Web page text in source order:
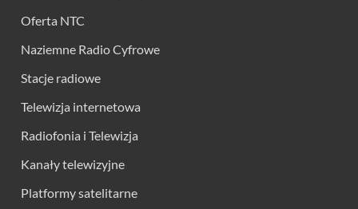
Oferta NTC
Naziemne Radio Cyfrowe
Stacje radiowe
Telewizja internetowa
Radiofonia i Telewizja
Kanały telewizyjne
Platformy satelitarne